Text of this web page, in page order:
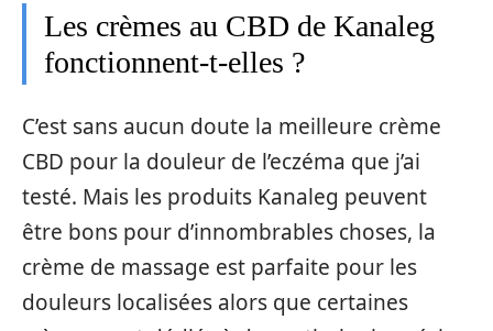
Les crèmes au CBD de Kanaleg
fonctionnent-t-elles ?
C’est sans aucun doute la meilleure crème
CBD pour la douleur de l’eczéma que j’ai
testé. Mais les produits Kanaleg peuvent
être bons pour d’innombrables choses, la
crème de massage est parfaite pour les
douleurs localisées alors que certaines